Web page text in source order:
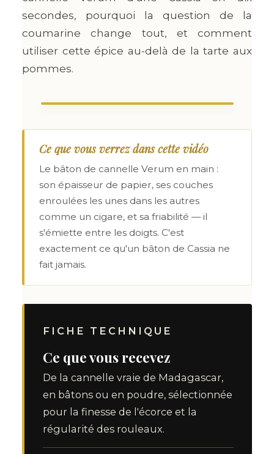
secondes, pourquoi la question de la
coumarine change tout, et comment
utiliser cette épice au-delà de la tarte aux
pommes.
Ce que vous verrez dans cette vidéo
Le bâton de cannelle Verum en main :
son épaisseur de papier, ses couches
enroulées les unes dans les autres
comme un cigare, et sa friabilité — il
s'émiette entre les doigts. C'est
exactement ce qu'un bâton de Cassia ne
fait jamais.
FICHE TECHNIQUE
Ce que vous recevez
De la cannelle vraie de Madagascar,
en bâtons ou en poudre, sélectionnée
pour la finesse de l'écorce et la
régularité des rouleaux.